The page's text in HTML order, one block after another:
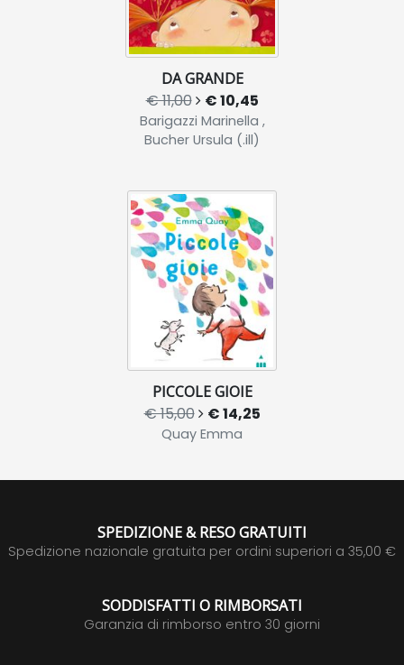
DA GRANDE
€ 11,00 € 10,45
Barigazzi Marinella ,
Bucher Ursula (.ill)
PICCOLE GIOIE
€ 15,00 € 14,25
Quay Emma
SPEDIZIONE & RESO GRATUITI
Spedizione nazionale gratuita per ordini superiori a 35,00 €
SODDISFATTI O RIMBORSATI
Garanzia di rimborso entro 30 giorni